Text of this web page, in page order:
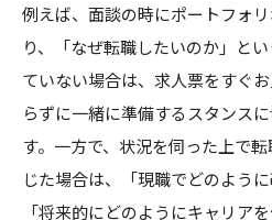
例えば、面談の時にポートフォ
り、「なぜ転職したいのか」と
ていない場合は、求人票をすぐ
らずに一緒に準備するスタンス
す。一方で、状況を伺った上で
じた場合は、「現職でどのよう
「将来的にどのようにキャリア